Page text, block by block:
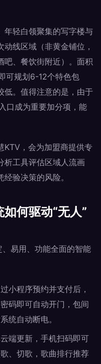
年轻白领聚集的写字楼与
线区域（非黄金铺位，
吧、餐饮街附近）。面积
可规划6-12个特色包
低。值得注意的是，由于
口成为重要加分项，能
KTV，会为加盟商提供专
析工具评估区域人流画
验决策的风险。
何驱动“无人”
、易用、功能全面的智能
小程序预约并支付后，
码即可自动开门，包间
统自动断电。
端更新，手机扫码即可
、切歌，歌曲排行推荐